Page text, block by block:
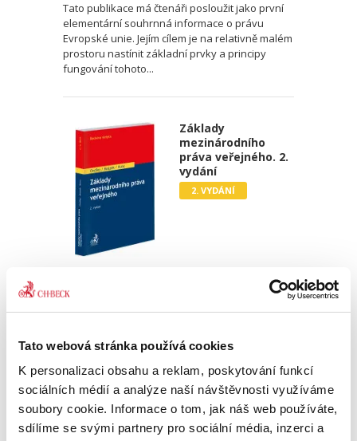
Tato webová stránka používá cookies
K personalizaci obsahu a reklam, poskytování funkcí
sociálních médií a analýze naší návštěvnosti využíváme
soubory cookie. Informace o tom, jak náš web používáte,
sdílíme se svými partnery pro sociální média, inzerci a
Tato publikace má čtenáři posloužit jako první
elementární souhrnná informace o právu
Evropské unie. Jejím cílem je na relativně malém
prostoru nastínit základní prvky a principy
fungování tohoto...
Základy
mezinárodního
práva veřejného. 2.
vydání
2. VYDÁNÍ
690,00 Kč
Tato skripta jsou uceleným kurzem
mezinárodního práva veřejného, jak je
vyučováno na právnických fakultách v České
republice. Druhé vydání této učební pomůcky
reaguje na vývoj v oblasti...